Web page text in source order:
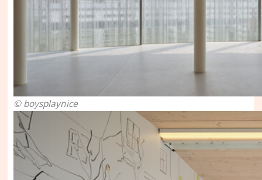
© boysplaynice